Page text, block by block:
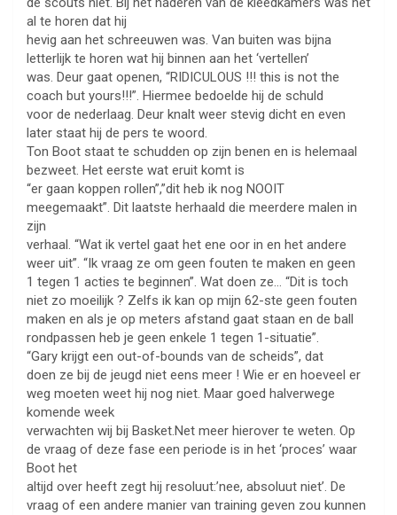
al te horen dat hij
hevig aan het schreeuwen was. Van buiten was bijna
letterlijk te horen wat hij binnen aan het ‘vertellen’
was. Deur gaat openen, “RIDICULOUS !!! this is not the
coach but yours!!!”. Hiermee bedoelde hij de schuld
voor de nederlaag. Deur knalt weer stevig dicht en even
later staat hij de pers te woord.
Ton Boot staat te schudden op zijn benen en is helemaal
bezweet. Het eerste wat eruit komt is
“er gaan koppen rollen”,”dit heb ik nog NOOIT
meegemaakt”. Dit laatste herhaald die meerdere malen in
zijn
verhaal. “Wat ik vertel gaat het ene oor in en het andere
weer uit”. “Ik vraag ze om geen fouten te maken en geen
1 tegen 1 acties te beginnen”. Wat doen ze… “Dit is toch
niet zo moeilijk ? Zelfs ik kan op mijn 62-ste geen fouten
maken en als je op meters afstand gaat staan en de ball
rondpassen heb je geen enkele 1 tegen 1-situatie”.
“Gary krijgt een out-of-bounds van de scheids”, dat
doen ze bij de jeugd niet eens meer ! Wie er en hoeveel er
weg moeten weet hij nog niet. Maar goed halverwege
komende week
verwachten wij bij Basket.Net meer hierover te weten. Op
de vraag of deze fase een periode is in het ‘proces’ waar
Boot het
altijd over heeft zegt hij resoluut:’nee, absoluut niet’. De
vraag of een andere manier van training geven zou kunnen